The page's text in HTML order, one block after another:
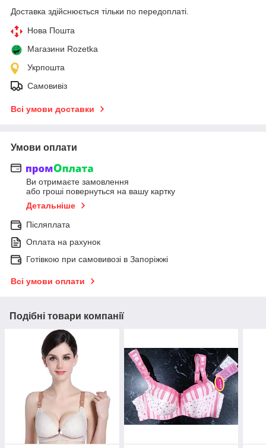
Доставка здійснюється тільки по передоплаті.
Нова Пошта
Магазини Rozetka
Укрпошта
Самовивіз
Всі умови доставки
Умови оплати
Ви отримаєте замовлення
або гроші повернуться на вашу картку
Детальніше
Післяплата
Оплата на рахунок
Готівкою при самовивозі в Запоріжжі
Всі умови оплати
Подібні товари компанії